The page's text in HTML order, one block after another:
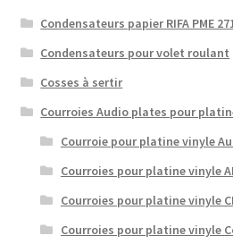
Condensateurs papier RIFA PME
Condensateurs pour volet roulant
Cosses à sertir
Courroies Audio plates pour
Courroie pour platine vinyle
Courroies pour platine vinyle
Courroies pour platine vinyle
Courroies pour platine vinyle